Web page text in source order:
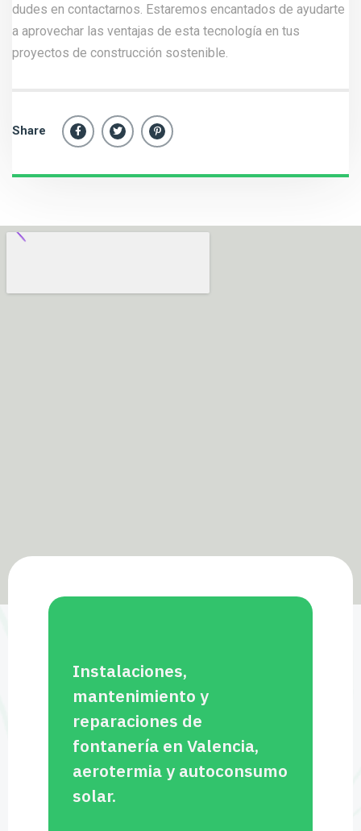
dudes en contactarnos . Estaremos encantados de ayudarte
a aprovechar las ventajas de esta tecnología en tus
proyectos de construcción sostenible.
Share
Instalaciones,
mantenimiento y
reparaciones de
fontanería en Valencia,
aerotermia y autoconsumo
solar.